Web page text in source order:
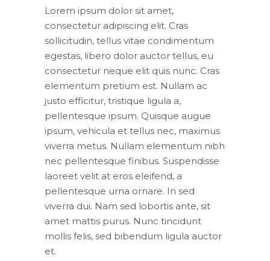
Lorem ipsum dolor sit amet,
consectetur adipiscing elit. Cras
sollicitudin, tellus vitae condimentum
egestas, libero dolor auctor tellus, eu
consectetur neque elit quis nunc. Cras
elementum pretium est. Nullam ac
justo efficitur, tristique ligula a,
pellentesque ipsum. Quisque augue
ipsum, vehicula et tellus nec, maximus
viverra metus. Nullam elementum nibh
nec pellentesque finibus. Suspendisse
laoreet velit at eros eleifend, a
pellentesque urna ornare. In sed
viverra dui. Nam sed lobortis ante, sit
amet mattis purus. Nunc tincidunt
mollis felis, sed bibendum ligula auctor
et.